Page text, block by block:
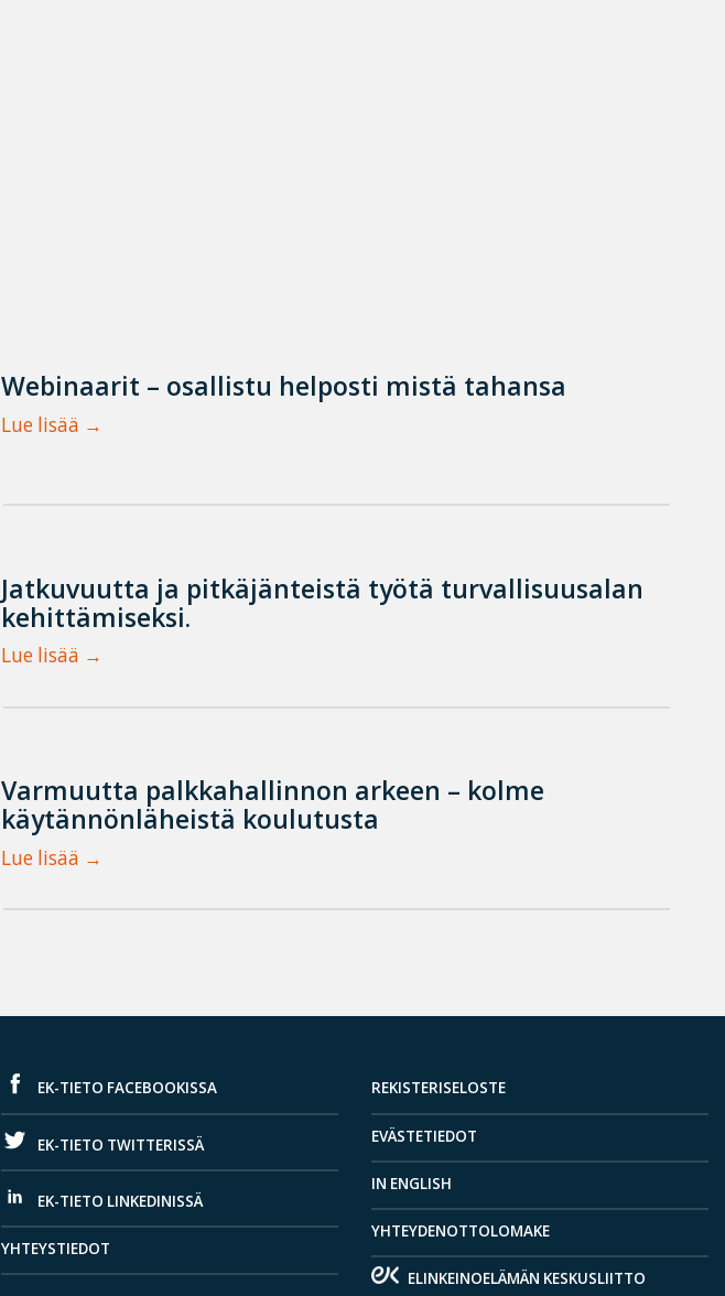
Webinaarit – osallistu helposti mistä tahansa
Lue lisää
Jatkuvuutta ja pitkäjänteistä työtä turvallisuusalan
kehittämiseksi.
Lue lisää
Varmuutta palkkahallinnon arkeen – kolme
käytännönläheistä koulutusta
Lue lisää
EK-TIETO FACEBOOKISSA
EK-TIETO TWITTERISSÄ
EK-TIETO LINKEDINISSÄ
YHTEYSTIEDOT
REKISTERISELOSTE
EVÄSTETIEDOT
IN ENGLISH
YHTEYDENOTTOLOMAKE
ELINKEINOELÄMÄN KESKUSLIITTO